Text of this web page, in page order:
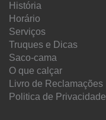
História
Horário
Serviços
Truques e Dicas
Saco-cama
O que calçar
Livro de Reclamações
Politica de Privacidade